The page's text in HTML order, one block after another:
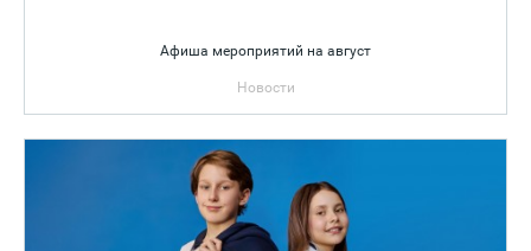
Афиша мероприятий на август
Новости